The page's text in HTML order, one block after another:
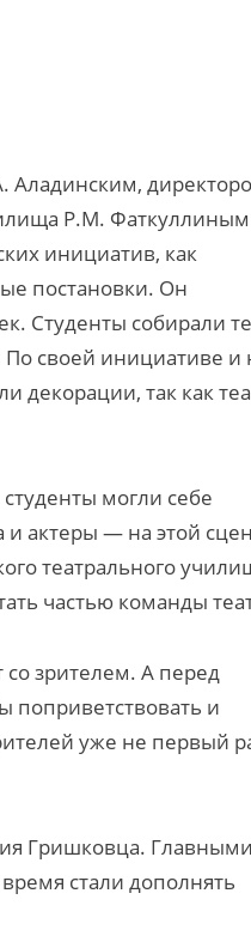
Аладинским,
Р.М.
инициатив, как
постановки. Он
Студенты собирали
По своей инициативе и
декорации, так как
могли себе
актеры — на этой
театрального
частью команды
со зрителем. А перед
поприветствовать и
уже не первый
Гришковца.
стали дополнять